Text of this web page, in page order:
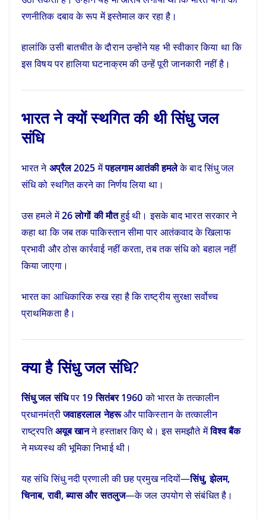
रणनीतिक दबाव के रूप में इस्तेमाल कर रहा है।
हालांकि उसी बातचीत के दौरान उन्होंने यह भी स्वीकार किया था कि
इस विषय पर हालिया घटनाक्रम की उन्हें पूरी जानकारी नहीं है।
भारत ने क्यों स्थगित की थी सिंधु जल
संधि
भारत नेअप्रैल 2025मेंपहलगाम आतंकी हमलेके बाद सिंधु जल
संधि को स्थगित करने का निर्णय लिया था।
उस हमले में26 लोगों की मौतहुई थी। इसके बाद भारत सरकार ने
कहा था कि जब तक पाकिस्तान सीमा पार आतंकवाद के खिलाफ
प्रभावी और ठोस कार्रवाई नहीं करता, तब तक संधि को बहाल नहीं
किया जाएगा।
भारत का आधिकारिक रुख रहा है कि राष्ट्रीय सुरक्षा सर्वोच्च
प्राथमिकता है।
क्या है सिंधु जल संधि?
सिंधु जल संधिपर19 सितंबर 1960को भारत के तत्कालीन
प्रधानमंत्रीजवाहरलाल नेहरूऔर पाकिस्तान के तत्कालीन
राष्ट्रपतिअयूब खानने हस्ताक्षर किए थे। इस समझौते मेंविश्व बैंक
ने मध्यस्थ की भूमिका निभाई थी।
यह संधि सिंधु नदी प्रणाली की छह प्रमुख नदियों—सिंधु, झेलम,
चिनाब, रावी, ब्यास और सतलुज—के जल उपयोग से संबंधित है।